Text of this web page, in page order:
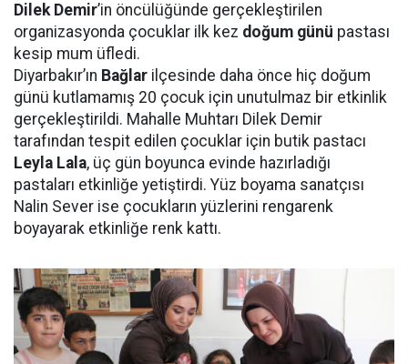
Dilek Demir’in öncülüğünde gerçekleştirilen
organizasyonda çocuklar ilk kez doğum günü pastası
kesip mum üfledi.
Diyarbakır’ın Bağlar ilçesinde daha önce hiç doğum
günü kutlamamış 20 çocuk için unutulmaz bir etkinlik
gerçekleştirildi. Mahalle Muhtarı Dilek Demir
tarafından tespit edilen çocuklar için butik pastacı
Leyla Lala, üç gün boyunca evinde hazırladığı
pastaları etkinliğe yetiştirdi. Yüz boyama sanatçısı
Nalin Sever ise çocukların yüzlerini rengarenk
boyayarak etkinliğe renk kattı.